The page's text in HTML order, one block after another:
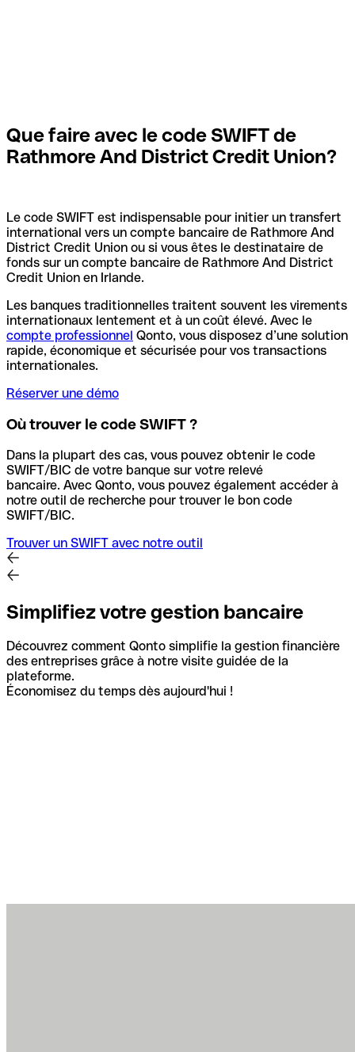
Que faire avec le code SWIFT de
Rathmore And District Credit Union?
Le code SWIFT est indispensable pour initier un transfert
international vers un compte bancaire de Rathmore And
District Credit Union ou si vous êtes le destinataire de
fonds sur un compte bancaire de Rathmore And District
Credit Union en Irlande.
Les banques traditionnelles traitent souvent les virements
internationaux lentement et à un coût élevé. Avec le
compte professionnel Qonto, vous disposez d’une solution
rapide, économique et sécurisée pour vos transactions
internationales.
Réserver une démo
Où trouver le code SWIFT ?
Dans la plupart des cas, vous pouvez obtenir le code
SWIFT/BIC de votre banque sur votre relevé
bancaire. Avec Qonto, vous pouvez également accéder à
notre outil de recherche pour trouver le bon code
SWIFT/BIC.
Trouver un SWIFT avec notre outil
Simplifiez votre gestion bancaire
Découvrez comment Qonto simplifie la gestion financière
des entreprises grâce à notre visite guidée de la
plateforme.
Économisez du temps dès aujourd'hui !